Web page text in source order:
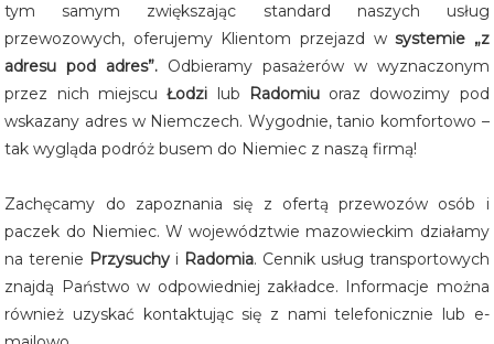
tym samym zwiększając standard naszych usług
przewozowych, oferujemy Klientom przejazd wsystemie „z
adresu pod adres”. Odbieramy pasażerów w wyznaczonym
przez nich miejscuŁodzi lub Radomiuoraz dowozimy pod
wskazany adres w Niemczech. Wygodnie, tanio komfortowo –
tak wygląda podróż busem do Niemiec z naszą firmą!
Zachęcamy do zapoznania się z ofertą przewozów osób i
paczek do Niemiec. W województwie mazowieckim działamy
na terenie Przysuchy i Radomia. Cennik usług transportowych
znajdą Państwo w odpowiedniej zakładce. Informacje można
również uzyskać kontaktując się z nami telefonicznie lub e-